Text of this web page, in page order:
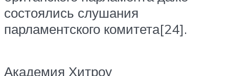
состоялись слушания
парламентского комитета[24].
Академия Хитроу